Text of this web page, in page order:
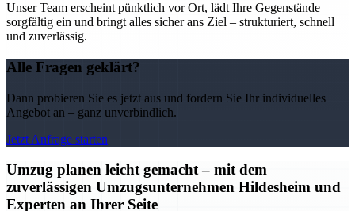
Unser Team erscheint pünktlich vor Ort, lädt Ihre Gegenstände
sorgfältig ein und bringt alles sicher ans Ziel – strukturiert, schnell
und zuverlässig.
Alle Fragen geklärt?
Dann probieren Sie es jetzt aus und fordern Sie Ihr individuelles
Angebot an – ganz unverbindlich.
Jetzt Anfrage starten
Umzug planen leicht gemacht – mit dem
zuverlässigen Umzugsunternehmen Hildesheim und
Experten an Ihrer Seite